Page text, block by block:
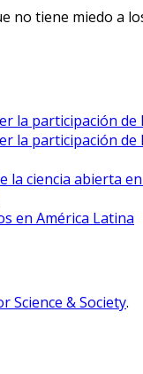
no tiene miedo a
la participación
la participación
la ciencia abierta
en América Latina
Science & Society.